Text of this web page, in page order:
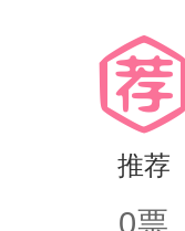
推荐
0票